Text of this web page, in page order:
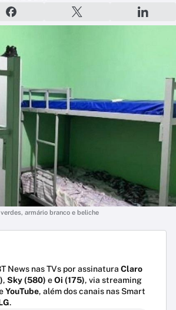
armário branco e beliche
News nas TVs por assinatura Claro
, Sky (580) eOi (175), via streaming
YouTube, além dos canais nas Smart
.